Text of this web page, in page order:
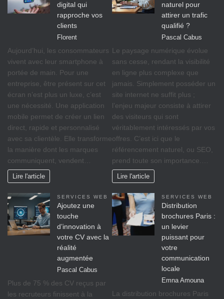
digital qui
rapproche vos
clients
Florent
Aujourd’hui, les consommateurs
vivent avec leur smartphone à
portée de main. Pour une
entreprise, être présent sur cet
écran n’est plus un luxe, c’est
une nécessité. Une application
mobile permet de créer un lien
direct, rapide et personnalisé
avec sa clientèle. Elle transforme
la manière dont les marques
communiquent, vendent…
Lire l'article
naturel pour
attirer un trafic
qualifié ?
Pascal Cabus
Le paysage numérique évolue
sans cesse, rendant la visibilité
en ligne plus complexe que
jamais. Simplement posséder un
site internet ne suffit plus ;
l’enjeu majeur consiste à attirer
des visiteurs qui sont
véritablement intéressés par vos
offres. C’est ici que le
référencement naturel, ou SEO,
prend toute son importance.…
Lire l'article
SERVICES WEB
Ajoutez une
touche
d’innovation à
votre CV avec la
réalité
augmentée
Pascal Cabus
Plus de 75 % des CV reçus par
les recruteurs finissent à la
SERVICES WEB
Distribution
brochures Paris :
un levier
puissant pour
votre
communication
locale
Emna Amouna
La distribution brochures Paris